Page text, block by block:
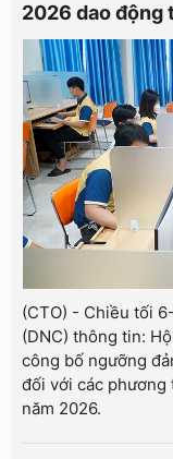
2026 dao động
(CTO) - Chiều tối
(DNC) thông tin:
công bố ngưỡng
đối với các
năm 2026.